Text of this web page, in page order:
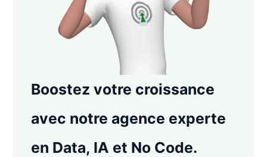
Boostez votre croissance
avec notre agence experte
en Data, IA et No Code.